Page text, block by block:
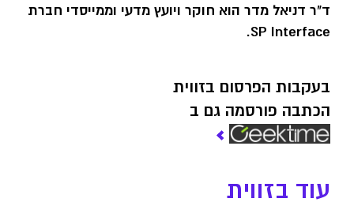
ד"ר דניאל מדר הוא חוקר ויועץ מדעי וממייסדי חברת
SP Interface.
בעקבות הפרסום בזווית
הכתבה פורסמה גם ב
עוד בזווית